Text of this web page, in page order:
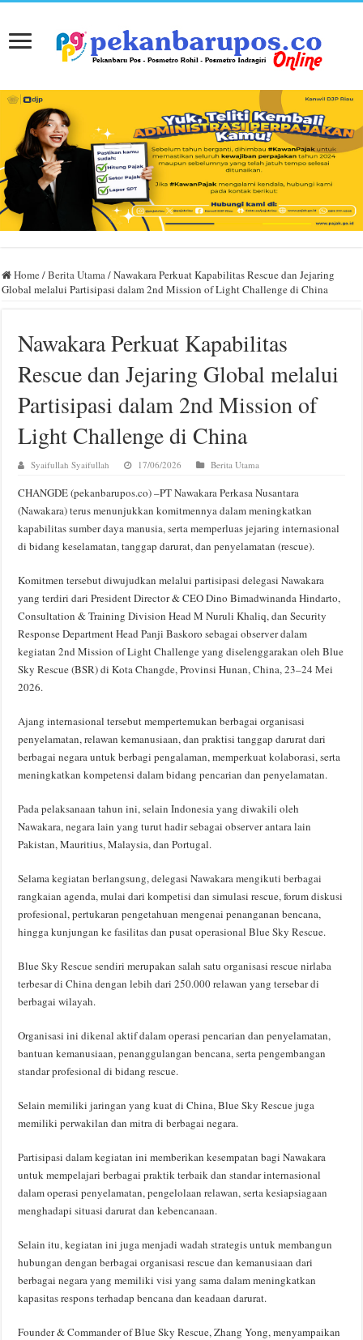
Home /Berita Utama/Nawakara Perkuat Kapabilitas Rescue dan Jejaring
Global melalui Partisipasi dalam 2nd Mission of Light Challenge di China
Nawakara Perkuat Kapabilitas
Rescue dan Jejaring Global melalui
Partisipasi dalam 2nd Mission of
Light Challenge di China
Syaifullah Syaifullah 17/06/2026 Berita Utama
CHANGDE (pekanbarupos.co) –PT Nawakara Perkasa Nusantara
(Nawakara) terus menunjukkan komitmennya dalam meningkatkan
kapabilitas sumber daya manusia, serta memperluas jejaring internasional
di bidang keselamatan, tanggap darurat, dan penyelamatan (rescue).
Komitmen tersebut diwujudkan melalui partisipasi delegasi Nawakara
yang terdiri dari President Director & CEO Dino Bimadwinanda Hindarto,
Consultation & Training Division Head M Nuruli Khaliq, dan Security
Response Department Head Panji Baskoro sebagai observer dalam
kegiatan 2nd Mission of Light Challenge yang diselenggarakan oleh Blue
Sky Rescue (BSR) di Kota Changde, Provinsi Hunan, China, 23–24 Mei
2026.
Ajang internasional tersebut mempertemukan berbagai organisasi
penyelamatan, relawan kemanusiaan, dan praktisi tanggap darurat dari
berbagai negara untuk berbagi pengalaman, memperkuat kolaborasi, serta
meningkatkan kompetensi dalam bidang pencarian dan penyelamatan.
Pada pelaksanaan tahun ini, selain Indonesia yang diwakili oleh
Nawakara, negara lain yang turut hadir sebagai observer antara lain
Pakistan, Mauritius, Malaysia, dan Portugal.
Selama kegiatan berlangsung, delegasi Nawakara mengikuti berbagai
rangkaian agenda, mulai dari kompetisi dan simulasi rescue, forum diskusi
profesional, pertukaran pengetahuan mengenai penanganan bencana,
hingga kunjungan ke fasilitas dan pusat operasional Blue Sky Rescue.
Blue Sky Rescue sendiri merupakan salah satu organisasi rescue nirlaba
terbesar di China dengan lebih dari 250.000 relawan yang tersebar di
berbagai wilayah.
Organisasi ini dikenal aktif dalam operasi pencarian dan penyelamatan,
bantuan kemanusiaan, penanggulangan bencana, serta pengembangan
standar profesional di bidang rescue.
Selain memiliki jaringan yang kuat di China, Blue Sky Rescue juga
memiliki perwakilan dan mitra di berbagai negara.
Partisipasi dalam kegiatan ini memberikan kesempatan bagi Nawakara
untuk mempelajari berbagai praktik terbaik dan standar internasional
dalam operasi penyelamatan, pengelolaan relawan, serta kesiapsiagaan
menghadapi situasi darurat dan kebencanaan.
Selain itu, kegiatan ini juga menjadi wadah strategis untuk membangun
hubungan dengan berbagai organisasi rescue dan kemanusiaan dari
berbagai negara yang memiliki visi yang sama dalam meningkatkan
kapasitas respons terhadap bencana dan keadaan darurat.
Founder & Commander of Blue Sky Rescue, Zhang Yong, menyampaikan